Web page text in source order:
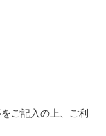
ご記入の上、ご利